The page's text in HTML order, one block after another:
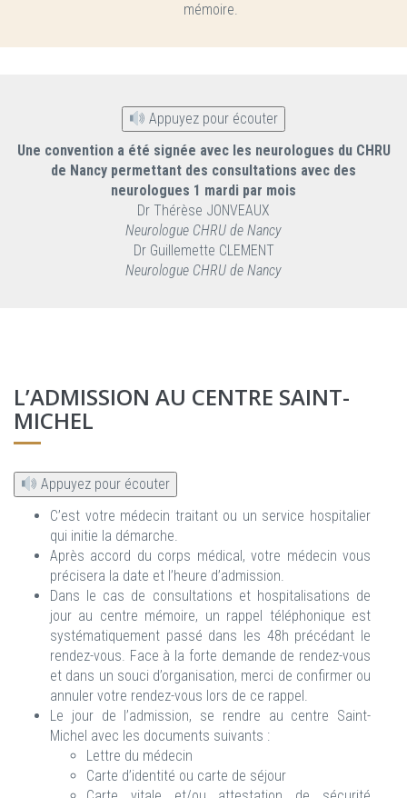
mémoire.
Appuyez pour écouter
Une convention a été signée avec les neurologues du CHRU
de Nancy permettant des consultations avec des
neurologues 1 mardi par mois
Dr Thérèse JONVEAUX
Neurologue CHRU de Nancy
Dr Guillemette CLEMENT
Neurologue CHRU de Nancy
L’ADMISSION AU CENTRE SAINT-
MICHEL
Appuyez pour écouter
C’est votre médecin traitant ou un service hospitalier
qui initie la démarche.
Après accord du corps médical, votre médecin vous
précisera la date et l’heure d’admission.
Dans le cas de consultations et hospitalisations de
jour au centre mémoire, un rappel téléphonique est
systématiquement passé dans les 48h précédant le
rendez-vous. Face à la forte demande de rendez-vous
et dans un souci d’organisation, merci de confirmer ou
annuler votre rendez-vous lors de ce rappel.
Le jour de l’admission, se rendre au centre Saint-
Michel avec les documents suivants :
Lettre du médecin
Carte d’identité ou carte de séjour